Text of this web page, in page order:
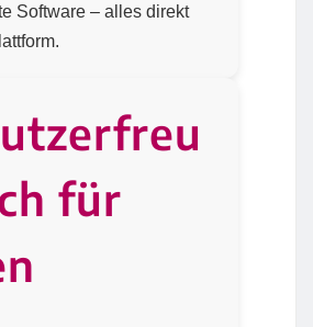
Software – alles direkt
für